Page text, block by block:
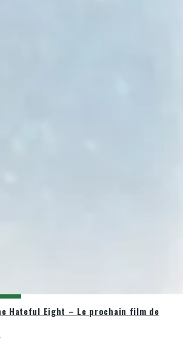
Hateful Eight – Le prochain film de